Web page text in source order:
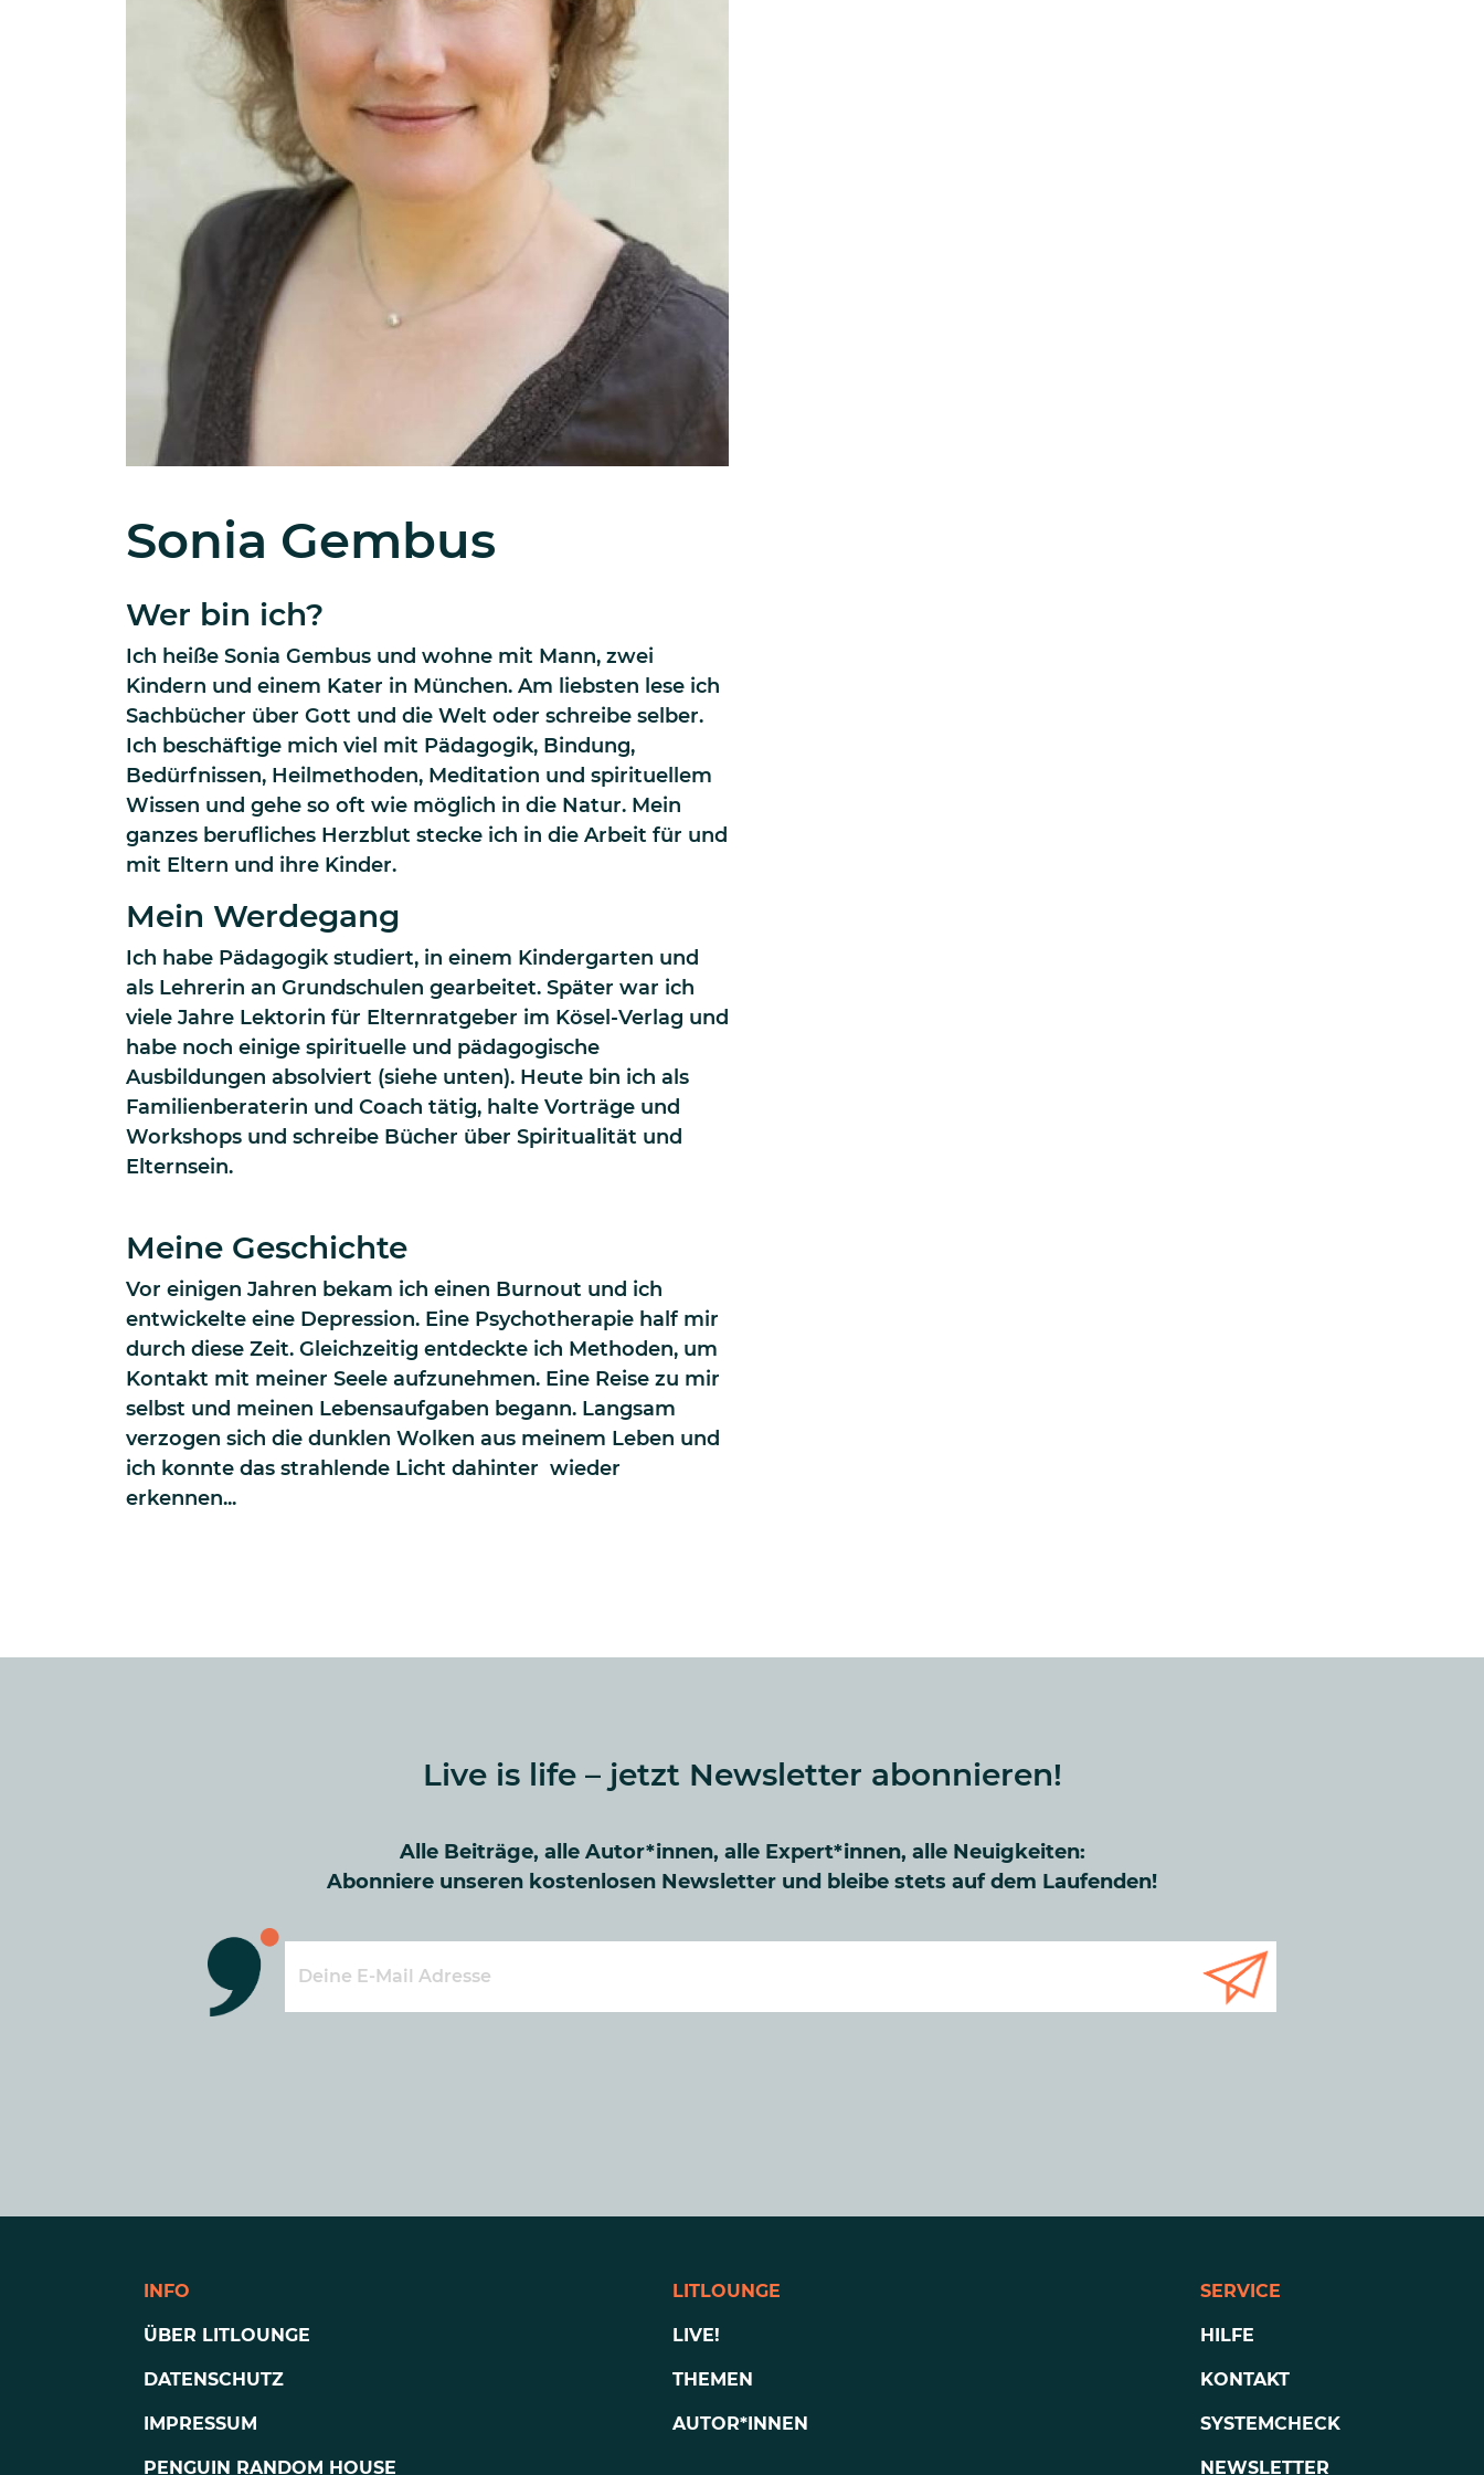
Sonia Gembus
Wer bin ich?
Ich heiße Sonia Gembus und wohne mit Mann, zwei
Kindern und einem Kater in München. Am liebsten lese ich
Sachbücher über Gott und die Welt oder schreibe selber.
Ich beschäftige mich viel mit Pädagogik, Bindung,
Bedürfnissen, Heilmethoden, Meditation und spirituellem
Wissen und gehe so oft wie möglich in die Natur. Mein
ganzes berufliches Herzblut stecke ich in die Arbeit für und
mit Eltern und ihre Kinder.
Mein Werdegang
Ich habe Pädagogik studiert, in einem Kindergarten und
als Lehrerin an Grundschulen gearbeitet. Später war ich
viele Jahre Lektorin für Elternratgeber im Kösel-Verlag und
habe noch einige spirituelle und pädagogische
Ausbildungen absolviert (siehe unten). Heute bin ich als
Familienberaterin und Coach tätig, halte Vorträge und
Workshops und schreibe Bücher über Spiritualität und
Elternsein.
Meine Geschichte
Vor einigen Jahren bekam ich einen Burnout und ich
entwickelte eine Depression. Eine Psychotherapie half mir
durch diese Zeit. Gleichzeitig entdeckte ich Methoden, um
Kontakt mit meiner Seele aufzunehmen. Eine Reise zu mir
selbst und meinen Lebensaufgaben begann. Langsam
verzogen sich die dunklen Wolken aus meinem Leben und
ich konnte das strahlende Licht dahinter wieder
erkennen...
Live is life – jetzt Newsletter abonnieren!
Alle Beiträge, alle Autor*innen, alle Expert*innen, alle Neuigkeiten:
Abonniere unseren kostenlosen Newsletter und bleibe stets auf dem Laufenden!
INFO
ÜBER LITLOUNGE
DATENSCHUTZ
IMPRESSUM
PENGUIN RANDOM HOUSE
LITLOUNGE
LIVE!
THEMEN
AUTOR*INNEN
SERVICE
HILFE
KONTAKT
SYSTEMCHECK
NEWSLETTER